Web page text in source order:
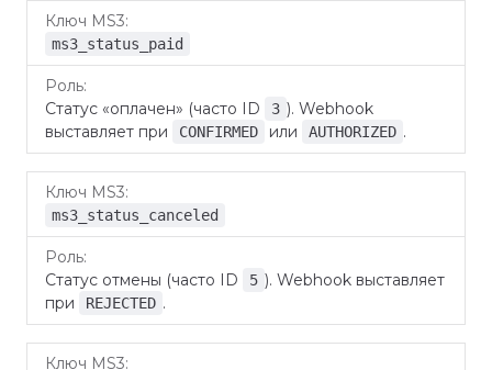
Ключ
MS3
Роль
ms3_status_paid
Статус «оплачен» (часто ID 3 ). Webhook
выставляет при
CONFIRMED или AUTHORIZED .
ms3_status_canceled
Статус отмены (часто ID 5 ). Webhook выставляет
при
REJECTED .